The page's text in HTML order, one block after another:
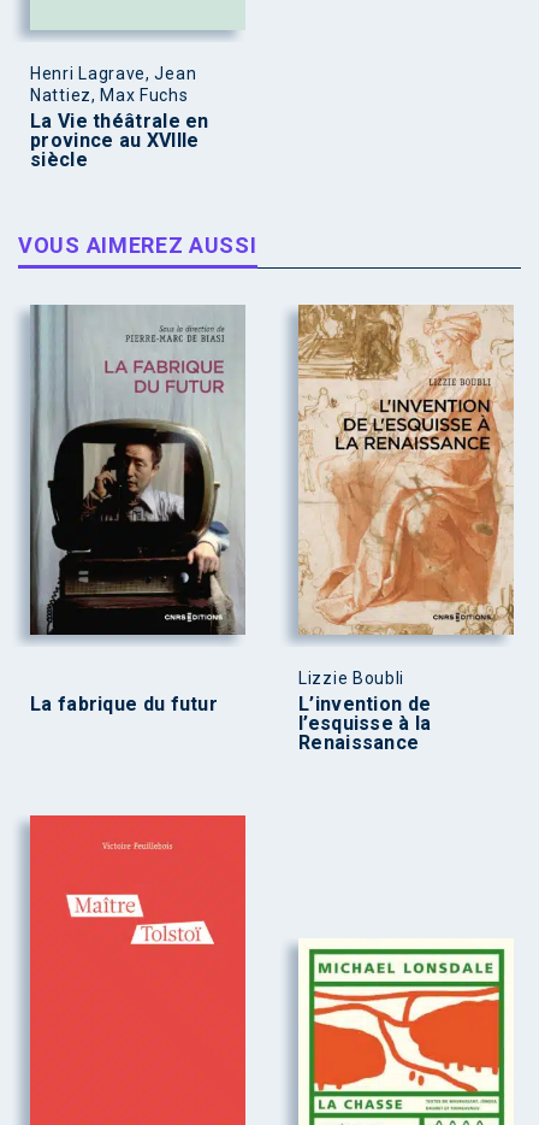
Henri Lagrave, Jean
Nattiez, Max Fuchs
La Vie théâtrale en
province au XVIIIe
siècle
VOUS AIMEREZ AUSSI
La fabrique du futur
Lizzie Boubli
L’invention de
l’esquisse à la
Renaissance